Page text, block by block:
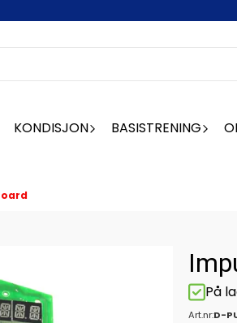
KONDISJON BASISTRENING
På
Art.nr:D-